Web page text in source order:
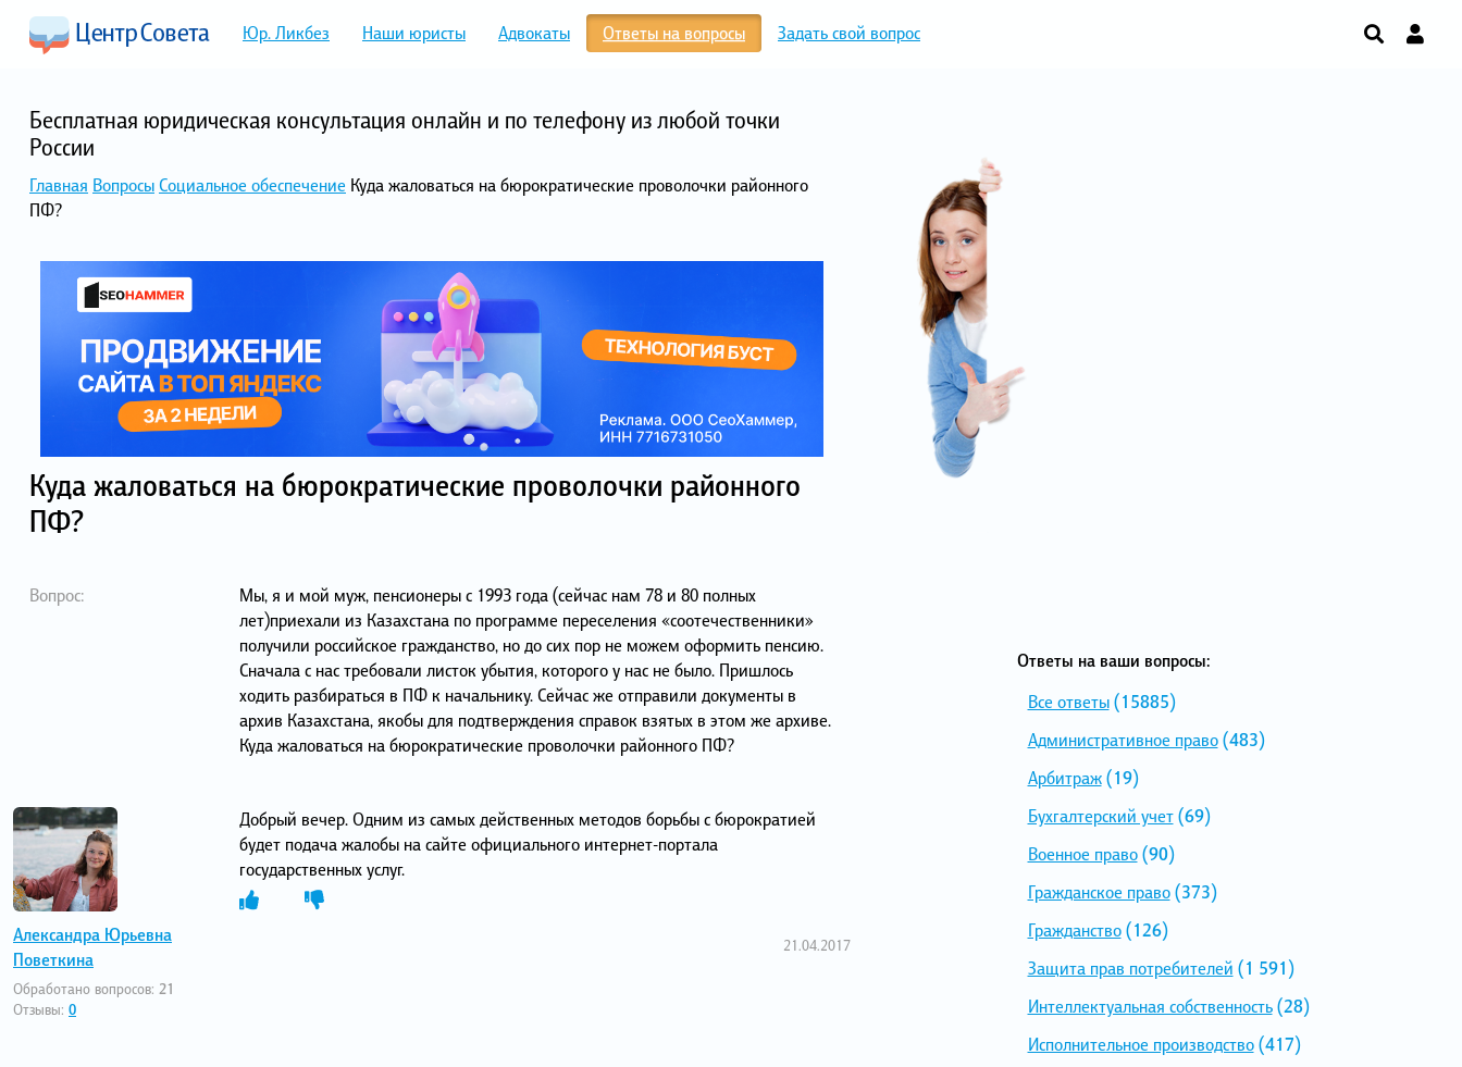
Юр. Ликбез Наши юристы Адвокаты Ответы на вопросы Задать свой вопрос
Бесплатная юридическая консультация онлайн и по телефону из любой точки
России
Главная ВопросыСоциальное обеспечение Куда жаловаться на бюрократические проволочки районного
ПФ?
Куда жаловаться на бюрократические проволочки районного
ПФ?
Вопрос:
Мы, я и мой муж, пенсионеры с 1993 года (сейчас нам 78 и 80 полных
лет)приехали из Казахстана по программе переселения «соотечественники»
получили российское гражданство, но до сих пор не можем оформить пенсию.
Сначала с нас требовали листок убытия, которого у нас не было. Пришлось
ходить разбираться в ПФ к начальнику. Сейчас же отправили документы в
архив Казахстана, якобы для подтверждения справок взятых в этом же архиве.
Куда жаловаться на бюрократические проволочки районного ПФ?
Александра Юрьевна
Поветкина
Обработано вопросов: 21
Отзывы: 0
Добрый вечер. Одним из самых действенных методов борьбы с бюрократией
будет подача жалобы на сайте официального интернет-портала
государственных услуг.
21.04.2017
Ответы на ваши вопросы:
Все ответы(15885)
Административное право(483)
Арбитраж(19)
Бухгалтерский учет(69)
Военное право(90)
Гражданское право(373)
Гражданство(126)
Защита прав потребителей (1 591)
Интеллектуальная собственность(28)
Исполнительное производство(417)